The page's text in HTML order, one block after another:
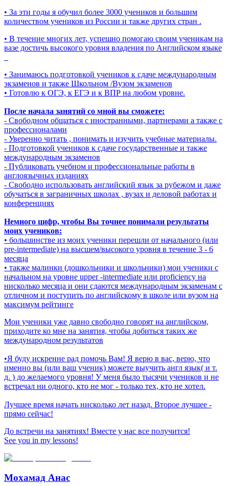
• За эти годы я обучил более 3000 учеников и большим
количеством учеников из России и также других стран .
• В течение многих лет, успешно помогаю своим ученикам на
вазе достичь высокого уровня владения по Английском языке
• Занимаюсь подготовкой учеников к сдаче международным
экзаменов и также Школьном /Вузом экзаменов
• Готовлю к ОГЭ, к ЕГЭ и к ВПР на любом уровне.
После начала занятий со мной вы сможете:
- Свободном общаться с иностранными, партнерами а также с
профессионалами
- Уверенно читать , понимать и изучить учебные материалы.
- Подготовкой учеников к сдаче государственные и также
международным экзаменов
- Публиковать учебном и профессиональные работы в
англоязычных изданиях
- Свободно использовать английский язык за рубежом и даже
обучаться в заграничных школах , вузах и деловой работах и
конференциях
Немного цифр, чтобы Вы точнее понимали результаты
моих учеников:
• большинстве из моих ученики перешли от начального (или
pre-intermediate) на высшем/высокого уровня в течение 3 - 6
месяца
• также малинки (дошкольники и школьники) мои ученики с
начальном на уровне upper -intermediate или proficiency на
нисколько месяца и они сдаются международным экзаменам с
отличном и поступить по английскому в школе или вузом на
максимум рейтинге
Мои ученики уже давно свободно говорят на английском,
приходите ко мне на занятия, чтобы добиться таких же
международном результатов
•Я буду искренне рад помочь Вам! Я верю в вас, верю, что
именно вы (или ваш ученик) можете выучить англ язык( и т.
д. ) до желаемого уровня! У меня было тысячи учеников и не
встречал ни одного, кто не мог - только тех, кто не хотел.
Лучшее время начать нисколько лет назад. Второе лучшее -
прямо сейчас!
До встречи на занятиях! Вместе у нас все получится!
See you in my lessons!
Мохамад Анас